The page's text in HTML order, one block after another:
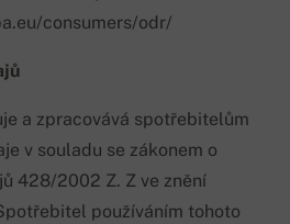
consumers/odr/
a zpracovává spotřebitelům
v souladu se zákonem o
428/2002 Z. Z ve znění
používáním tohoto